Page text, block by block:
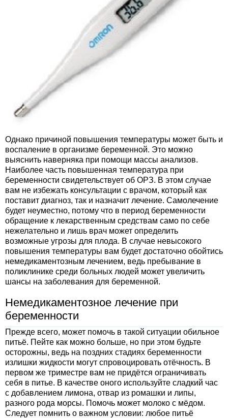
Однако причиной повышения температуры может быть и
воспаление в организме беременной. Это можно
выяснить наверняка при помощи массы анализов.
Наиболее часть повышенная температура при
беременности свидетельствует об ОРЗ. В этом случае
вам не избежать консультации с врачом, который как
поставит диагноз, так и назначит лечение. Самолечение
будет неуместно, потому что в период беременности
обращение к лекарственным средствам само по себе
нежелательно и лишь врач может определить
возможные угрозы для плода. В случае невысокого
повышения температуры вам будет достаточно обойтись
немедикаментозным лечением, ведь пребывание в
поликлинике среди больных людей может увеличить
шансы на заболевания для беременной.
Немедикаментозное лечение при
беременности
Прежде всего, может помочь в такой ситуации обильное
питьё. Пейте как можно больше, но при этом будьте
осторожны, ведь на поздних стадиях беременности
излишки жидкости могут спровоцировать отёчность. В
первом же триместре вам не придётся ограничивать
себя в питье. В качестве оного используйте сладкий час
с добавлением лимона, отвар из ромашки и липы,
разного рода морсы. Помочь может молоко с мёдом.
Следует помнить о важном условии: любое питьё